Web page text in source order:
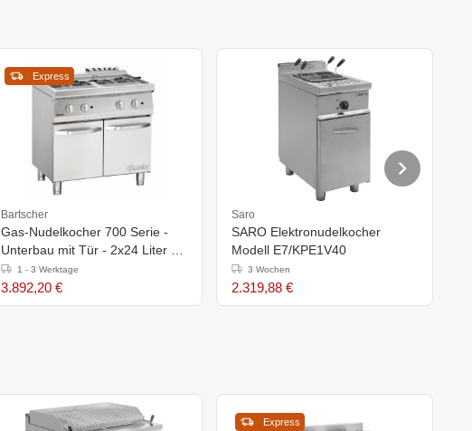
Express
Bartscher
Gas-Nudelkocher 700 Serie -
Unterbau mit Tür - 2x24 Liter -
800x700x(h)850-900mm
1 - 3 Werktage
3.892,20 €
Saro
SARO Elektronudelkocher
Modell E7/KPE1V40
3 Wochen
2.319,88 €
Express